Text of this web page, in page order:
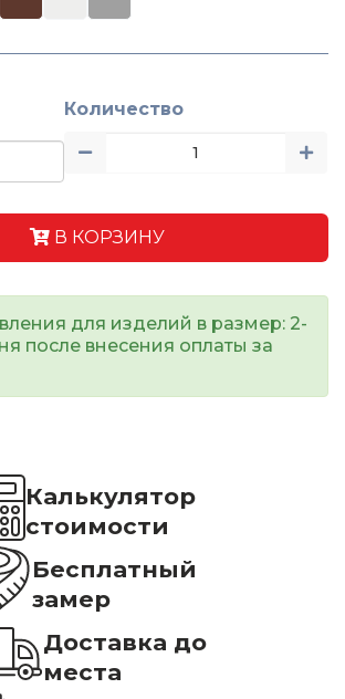
Количество
В КОРЗИНУ
для изделий в размер: 2-
после внесения оплаты за
Калькулятор
стоимости
Бесплатный
замер
Доставка до
места